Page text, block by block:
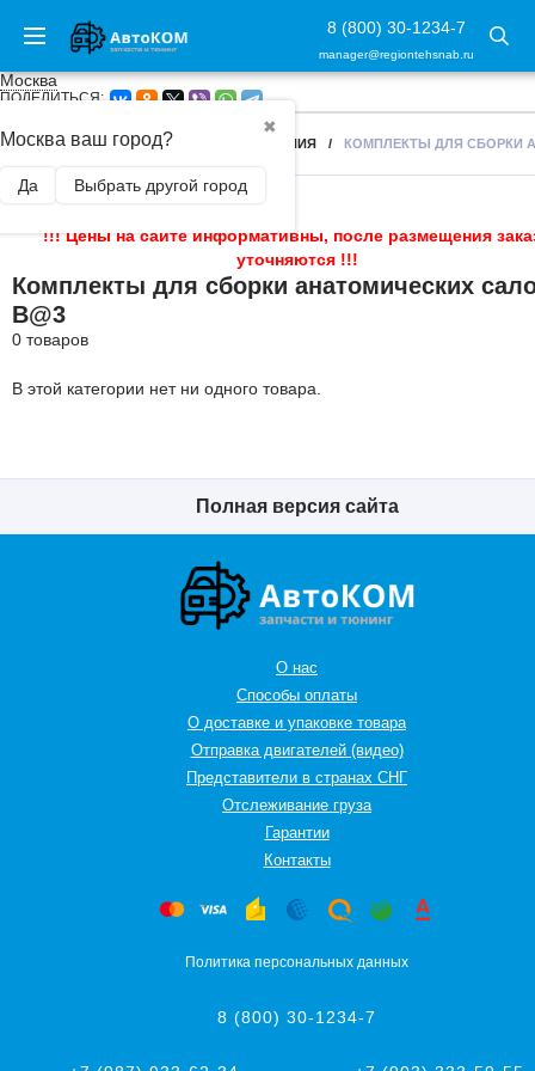
8 (800) 30-1234-7
manager@regiontehsnab.ru
Москва
✖
Москва ваш город?
Да Выбрать другой город
ПОДЕЛИТЬСЯ:
ГЛАВНАЯ / ТЮНИНГ САЛОНА СИДЕНИЯ / КОМПЛЕКТЫ ДЛЯ СБОРКИ
!!! Цены на сайте информативны, после размещения
уточняются !!!
Комплекты для сборки анатомических
B@3
0 товаров
В этой категории нет ни одного товара.
Полная версия сайта
О нас
Способы оплаты
О доставке и упаковке товара
Отправка двигателей (видео)
Представители в странах СНГ
Oтслеживание груза
Гарантии
Контакты
Политика персональных данных
8 (800) 30-1234-7